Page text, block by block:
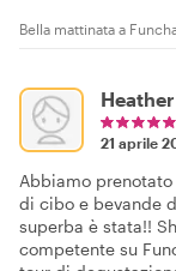
Bella mattinata a
Heather
21 aprile
Abbiamo
di cibo e bevande
superba è stata!!
competente su